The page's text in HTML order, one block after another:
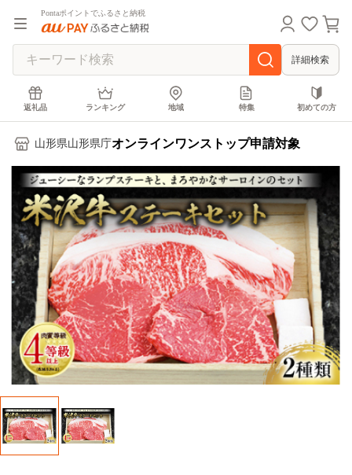
Pontaポイントでふるさと納税
詳細検索
返礼品 ランキング 地域 特集 初めての方
山形県山形県庁オンラインワンストップ申請対象